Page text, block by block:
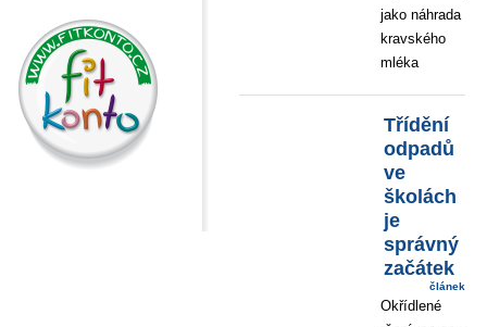
jako náhrada
kravského
mléka
Třídění
odpadů
ve
školách
je
správný
začátek
článek
Okřídlené